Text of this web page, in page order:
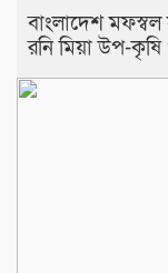
বাংলাদেশ মফস্বল
রনি মিয়া উপ-